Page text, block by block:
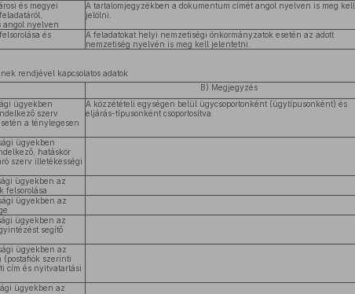
és megyei
angol nyelven
A tartalomjegyzékben a dokumentum címét angol nyelven is meg kell
jelölni.
és
A feladatokat helyi nemzetiségi önkormányzatok esetén az adott
nemzetiség nyelvén is meg kell jelentetni.
rendjével kapcsolatos adatok
B) Megjegyzés
ügyekben
szerv
a ténylegesen
A közzétételi egységen belül ügycsoportonként (ügytípusonként) és
eljárás-típusonként csoportosítva.
ügyekben
hatáskör
szerv illetékességi
ügyekben az
felsorolása
ügyekben az
ügyekben az
segítő
ügyekben az
(postafiók szerinti
cím és nyitvatartási
ügyekben az